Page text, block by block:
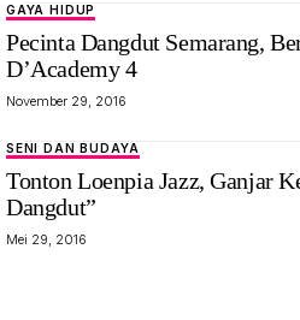
GAYA HIDUP
Pecinta Dangdut Semarang,
D’Academy 4
November 29, 2016
SENI DAN BUDAYA
Tonton Loenpia Jazz, Ganjar
Dangdut”
Mei 29, 2016